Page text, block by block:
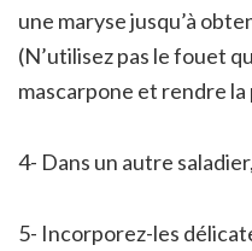
une maryse jusqu’à
(N’utilisez pas le fouet
mascarpone et rendre
4- Dans un autre
5- Incorporez-les